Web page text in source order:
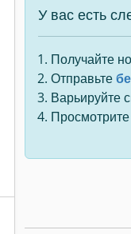
У вас есть
Получайте
Отправьте
Варьируйте